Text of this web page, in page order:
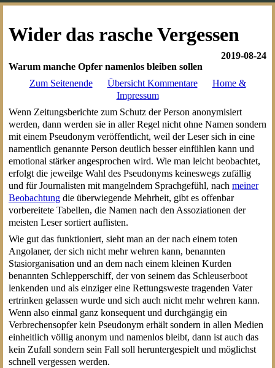
Wider das rasche Vergessen
2019-08-24
Warum manche Opfer namenlos bleiben sollen
Zum Seitenende
Übersicht Kommentare
Home &
Impressum
Wenn Zeitungsberichte zum Schutz der Person anonymisiert
werden, dann werden sie in aller Regel nicht ohne Namen sondern
mit einem Pseudonym veröffentlicht, weil der Leser sich in eine
namentlich genannte Person deutlich besser einfühlen kann und
emotional stärker angesprochen wird. Wie man leicht beobachtet,
erfolgt die jeweilge Wahl des Pseudonyms keineswegs zufällig
und für Journalisten mit mangelndem Sprachgefühl, nach meiner
Beobachtungdie überwiegende Mehrheit, gibt es offenbar
vorbereitete Tabellen, die Namen nach den Assoziationen der
meisten Leser sortiert auflisten.
Wie gut das funktioniert, sieht man an der nach einem toten
Angolaner, der sich nicht mehr wehren kann, benannten
Stasiorganisation und an dem nach einem kleinen Kurden
benannten Schlepperschiff, der von seinem das Schleuserboot
lenkenden und als einziger eine Rettungsweste tragenden Vater
ertrinken gelassen wurde und sich auch nicht mehr wehren kann.
Wenn also einmal ganz konsequent und durchgängig ein
Verbrechensopfer kein Pseudonym erhält sondern in allen Medien
einheitlich völlig anonym und namenlos bleibt, dann ist auch das
kein Zufall sondern sein Fall soll heruntergespielt und möglichst
schnell vergessen werden.